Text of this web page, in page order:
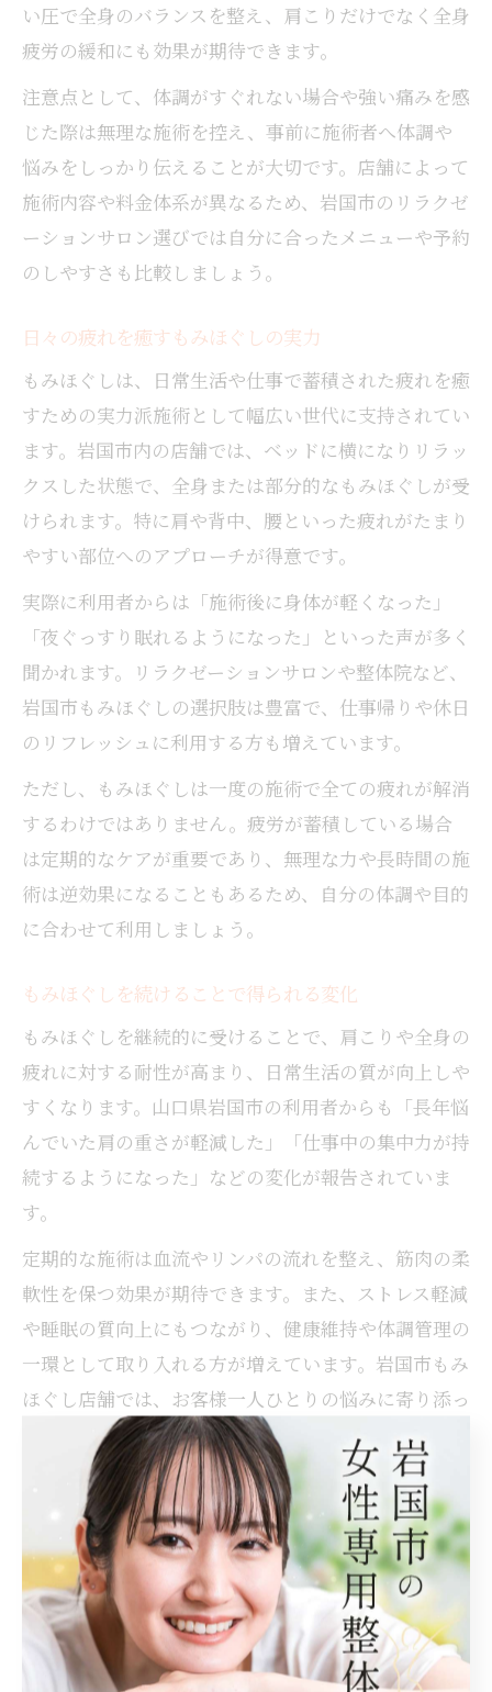
い圧で全身のバランスを整え、肩こりだけでなく全身
疲労の緩和にも効果が期待できます。
注意点として、体調がすぐれない場合や強い痛みを感
じた際は無理な施術を控え、事前に施術者へ体調や
悩みをしっかり伝えることが大切です。店舗によって
施術内容や料金体系が異なるため、岩国市のリラクゼ
ーションサロン選びでは自分に合ったメニューや予約
のしやすさも比較しましょう。
日々の疲れを癒すもみほぐしの実力
もみほぐしは、日常生活や仕事で蓄積された疲れを癒
すための実力派施術として幅広い世代に支持されてい
ます。岩国市内の店舗では、ベッドに横になりリラッ
クスした状態で、全身または部分的なもみほぐしが受
けられます。特に肩や背中、腰といった疲れがたまり
やすい部位へのアプローチが得意です。
実際に利用者からは「施術後に身体が軽くなった」
「夜ぐっすり眠れるようになった」といった声が多く
聞かれます。リラクゼーションサロンや整体院など、
岩国市もみほぐしの選択肢は豊富で、仕事帰りや休日
のリフレッシュに利用する方も増えています。
ただし、もみほぐしは一度の施術で全ての疲れが解消
するわけではありません。疲労が蓄積している場合
は定期的なケアが重要であり、無理な力や長時間の施
術は逆効果になることもあるため、自分の体調や目的
に合わせて利用しましょう。
もみほぐしを続けることで得られる変化
もみほぐしを継続的に受けることで、肩こりや全身の
疲れに対する耐性が高まり、日常生活の質が向上しや
すくなります。山口県岩国市の利用者からも「長年悩
んでいた肩の重さが軽減した」「仕事中の集中力が持
続するようになった」などの変化が報告されていま
す。
定期的な施術は血流やリンパの流れを整え、筋肉の柔
軟性を保つ効果が期待できます。また、ストレス軽減
や睡眠の質向上にもつながり、健康維持や体調管理の
一環として取り入れる方が増えています。岩国市もみ
ほぐし店舗では、お客様一人ひとりの悩みに寄り添っ
たプラン提案が行われているのも特徴です。
注意点として、短期間での大きな変化を求めすぎず、
ライフスタイルや体調に合わせて無理なく継続するこ
とが大切です。定期的な通院が難しい場合は、自宅で
できるセルフケアやストレッチも組み合わせてみまし
ょう。
慢性的な肩こりにおすすめのもみほぐし法